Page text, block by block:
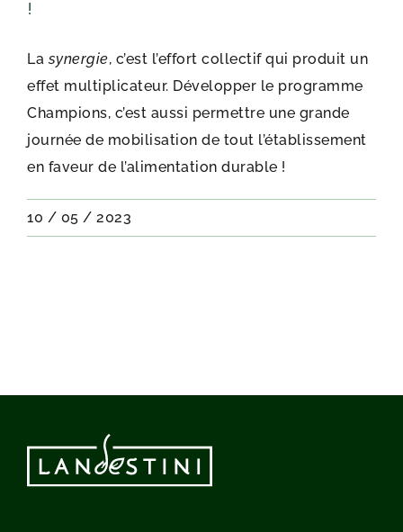
!
Lasynergie, c’est l’effort collectif qui produit un
effet multiplicateur. Développer le programme
Champions, c’est aussi permettre une grande
journée de mobilisation de tout l’établissement
en faveur de l’alimentation durable !
10 / 05 / 2023